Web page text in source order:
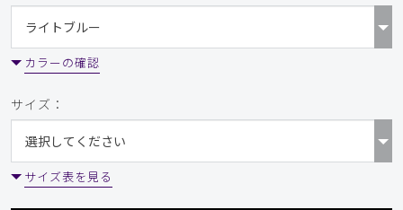
カラーの確認
サイズ：
サイズ表を見る